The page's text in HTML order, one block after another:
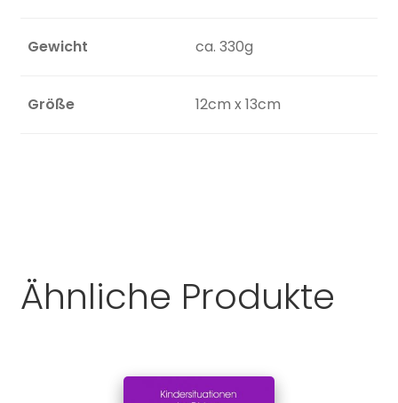
Gewicht ca. 330g
Größe 12cm x 13cm
Ähnliche Produkte